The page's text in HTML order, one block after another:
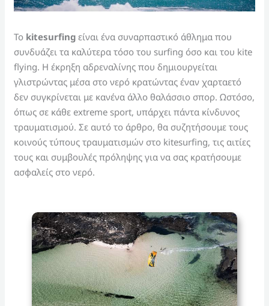
Το kitesurfing είναι ένα συναρπαστικό άθλημα που
συνδυάζει τα καλύτερα τόσο του surfing όσο και του kite
flying. Η έκρηξη αδρεναλίνης που δημιουργείται
γλιστρώντας μέσα στο νερό κρατώντας έναν χαρταετό
δεν συγκρίνεται με κανένα άλλο θαλάσσιο σπορ. Ωστόσο,
όπως σε κάθε extreme sport, υπάρχει πάντα κίνδυνος
τραυματισμού. Σε αυτό το άρθρο, θα συζητήσουμε τους
κοινούς τύπους τραυματισμών στο kitesurfing, τις αιτίες
τους και συμβουλές πρόληψης για να σας κρατήσουμε
ασφαλείς στο νερό.